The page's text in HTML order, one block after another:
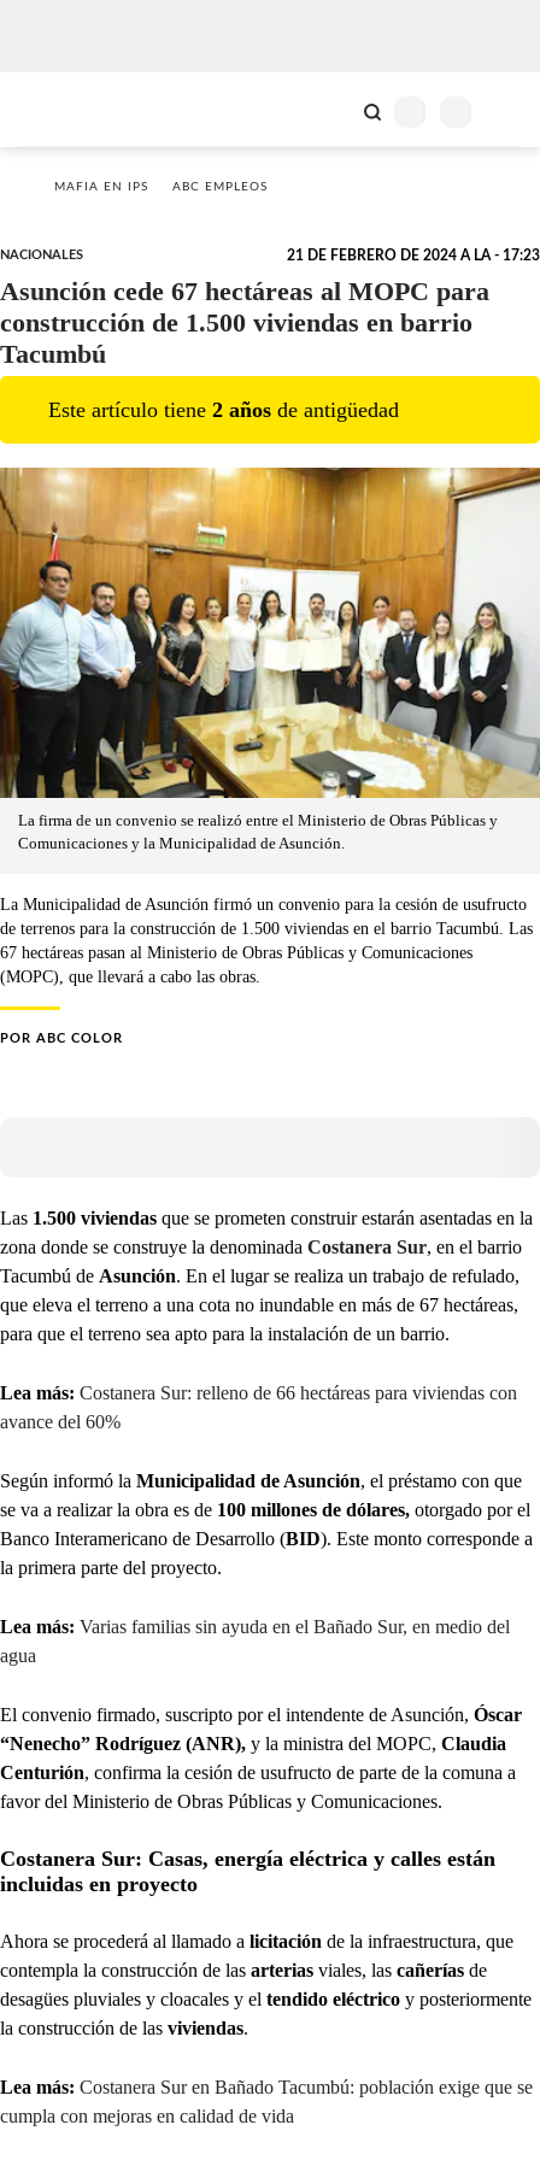
MAFIA EN IPS ABC EMPLEOS
NACIONALES 21 DE FEBRERO DE 2024 A LA - 17:23
Asunción cede 67 hectáreas al MOPC para
construcción de 1.500 viviendas en barrio
Tacumbú
Este artículo tiene 2 años de antigüedad
La firma de un convenio se realizó entre el Ministerio de Obras Públicas y
Comunicaciones y la Municipalidad de Asunción.
La Municipalidad de Asunción firmó un convenio para la cesión de usufructo
de terrenos para la construcción de 1.500 viviendas en el barrio Tacumbú. Las
67 hectáreas pasan al Ministerio de Obras Públicas y Comunicaciones
(MOPC), que llevará a cabo las obras.
POR ABC COLOR
Las 1.500 viviendas que se prometen construir estarán asentadas en la
zona donde se construye la denominada Costanera Sur, en el barrio
Tacumbú de Asunción. En el lugar se realiza un trabajo de refulado,
que eleva el terreno a una cota no inundable en más de 67 hectáreas,
para que el terreno sea apto para la instalación de un barrio.
Lea más: Costanera Sur: relleno de 66 hectáreas para viviendas con
avance del 60%
Según informó la Municipalidad de Asunción, el préstamo con que
se va a realizar la obra es de 100 millones de dólares, otorgado por el
Banco Interamericano de Desarrollo (BID). Este monto corresponde a
la primera parte del proyecto.
Lea más: Varias familias sin ayuda en el Bañado Sur, en medio del
agua
El convenio firmado, suscripto por el intendente de Asunción, Óscar
“Nenecho” Rodríguez (ANR), y la ministra del MOPC, Claudia
Centurión, confirma la cesión de usufructo de parte de la comuna a
favor del Ministerio de Obras Públicas y Comunicaciones.
Costanera Sur: Casas, energía eléctrica y calles están
incluidas en proyecto
Ahora se procederá al llamado a licitación de la infraestructura, que
contempla la construcción de las arterias viales, las cañerías de
desagües pluviales y cloacales y el tendido eléctrico y posteriormente
la construcción de las viviendas.
Lea más: Costanera Sur en Bañado Tacumbú: población exige que se
cumpla con mejoras en calidad de vida